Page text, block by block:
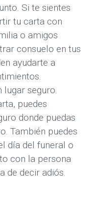
Si te sientes
tu carta con
o amigos
consuelo en tus
ayudarte a
lugar seguro.
puedes
donde puedas
También puedes
día del funeral o
con la persona
de decir adiós.